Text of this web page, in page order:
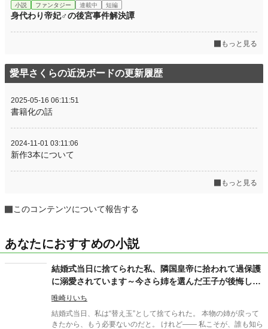
小説 ファンタジー 連載中 短編
身代わり帝妃♂の後宮事件解決譚
もっと見る
愛早さくらの近況ボードの更新履歴
2025-05-16 06:11:51
書籍化の話
2024-11-01 03:11:06
新作3本について
もっと見る
このコンテンツについて報告する
あなたにおすすめの小説
結婚式当日に捨てられた私、隣国皇帝に拾われて過保護
に溺愛されています～今さら姉を選んだ王子が後悔して
も手遅れです～
唯崎りいち
結婚式当日、私は“替え玉”として捨てられた。 本物の姉が戻って
きたから、もう必要ないのだと。 けれど—— 私こそが、誰も知ら